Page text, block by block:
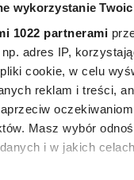
wykorzystanie
1022 partnerami
adres IP,
cookie, w celu
reklam i treści,
Masz wybór
i w jakich
siebie taką,
lustrem, które
zwodzi.
jesteś